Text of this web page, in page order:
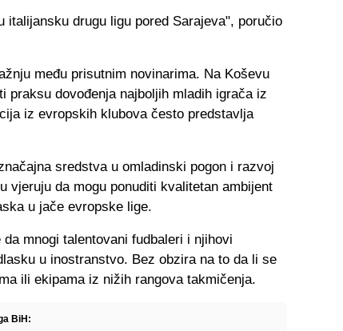
italijansku drugu ligu pored Sarajeva", poručio
među prisutnim novinarima. Na Koševu
praksu dovođenja najboljih mladih igrača iz
iz evropskih klubova često predstavlja
sredstva u omladinski pogon i razvoj
vjeruju da mogu ponuditi kvalitetan ambijent
u jače evropske lige.
mnogi talentovani fudbaleri i njihovi
u inostranstvo. Bez obzira na to da li se
ili ekipama iz nižih rangova takmičenja.
BiH: